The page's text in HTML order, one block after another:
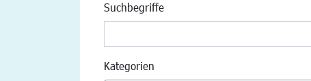
Suchbegriffe
Kategorien